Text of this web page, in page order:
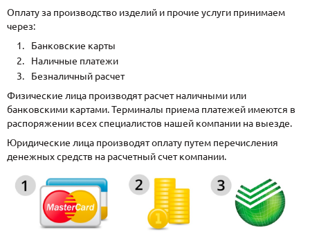
Оплату за производство изделий и прочие услуги принимаем
через:
Банковские карты
Наличные платежи
Безналичный расчет
Физические лица производят расчет наличными или
банковскими картами. Терминалы приема платежей имеются в
распоряжении всех специалистов нашей компании на выезде.
Юридические лица производят оплату путем перечисления
денежных средств на расчетный счет компании.